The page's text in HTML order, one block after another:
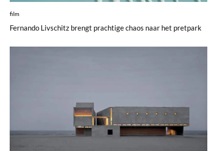
film
Fernando Livschitz brengt prachtige chaos naar het pretpark